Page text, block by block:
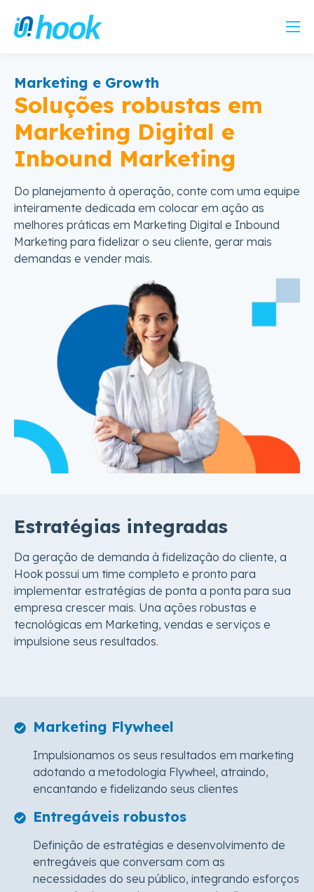
Marketing e Growth
Soluções robustas em
Marketing Digital e
Inbound Marketing
Do planejamento à operação, conte com uma equipe
inteiramente dedicada em colocar em ação as
melhores práticas em Marketing Digital e Inbound
Marketing para fidelizar o seu cliente, gerar mais
demandas e vender mais.
Estratégias integradas
Da geração de demanda à fidelização do cliente, a
Hook possui um time completo e pronto para
implementar estratégias de ponta a ponta para sua
empresa crescer mais. Una ações robustas e
tecnológicas em Marketing, vendas e serviços e
impulsione seus resultados.
Marketing Flywheel
Impulsionamos os seus resultados em marketing
adotando a metodologia Flywheel, atraindo,
encantando e fidelizando seus clientes
Entregáveis robustos
Definição de estratégias e desenvolvimento de
entregáveis que conversam com as
necessidades do seu público, integrando esforços